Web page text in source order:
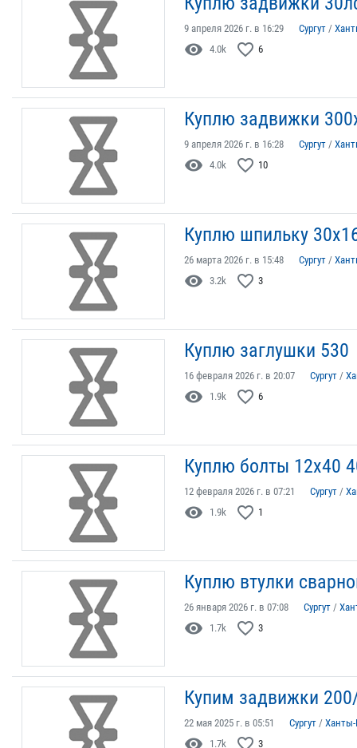
9 апреля 2026 г. в 16:29 Сургут /
visibility 4.0k favorite_border 6
Куплю задвижки
9 апреля 2026 г. в 16:28 Сургут /
visibility 4.0k favorite_border 10
Куплю шпильку
26 марта 2026 г. в 15:48 Сургут /
visibility 3.2k favorite_border 3
Куплю заглушки 530
16 февраля 2026 г. в 20:07 Сургут /
visibility 1.9k favorite_border 6
Куплю болты 12х40
12 февраля 2026 г. в 07:21 Сургут /
visibility 1.9k favorite_border 1
Куплю втулки
26 января 2026 г. в 07:08 Сургут /
visibility 1.7k favorite_border 3
Купим задвижки
22 мая 2025 г. в 05:51 Сургут /
visibility 1.7k favorite_border 3